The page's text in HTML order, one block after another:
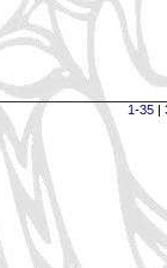
1-35|